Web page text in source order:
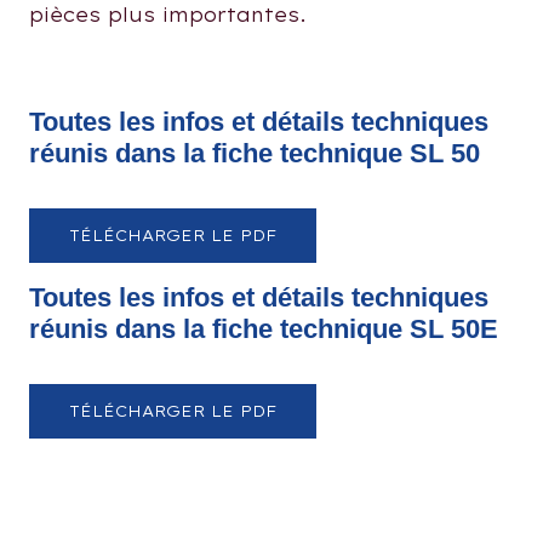
pièces plus importantes.
Toutes les infos et détails techniques
réunis dans la fiche technique SL 50
TÉLÉCHARGER LE PDF
Toutes les infos et détails techniques
réunis dans la fiche technique SL 50E
TÉLÉCHARGER LE PDF